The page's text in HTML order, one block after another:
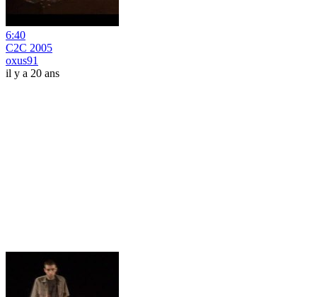
6:40
C2C 2005
oxus91
il y a 20 ans